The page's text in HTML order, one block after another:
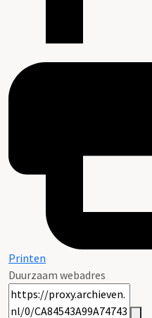
Printen
Duurzaam webadres